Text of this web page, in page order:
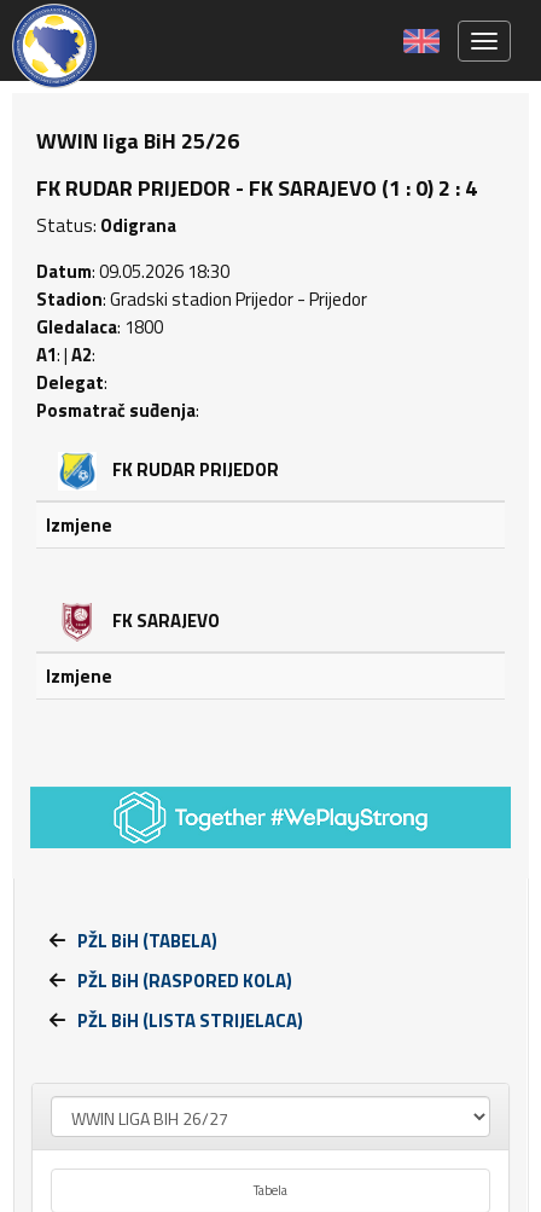
WWIN liga BiH 25/26
FK RUDAR PRIJEDOR - FK SARAJEVO (1 : 0) 2 : 4
Status: Odigrana
Datum: 09.05.2026 18:30
Stadion: Gradski stadion Prijedor - Prijedor
Gledalaca: 1800
A1: |A2:
Delegat:
Posmatrač suđenja:
FK RUDAR PRIJEDOR
Izmjene
FK SARAJEVO
Izmjene
PŽL BiH (TABELA)
PŽL BiH (RASPORED KOLA)
PŽL BiH (LISTA STRIJELACA)
Tabela